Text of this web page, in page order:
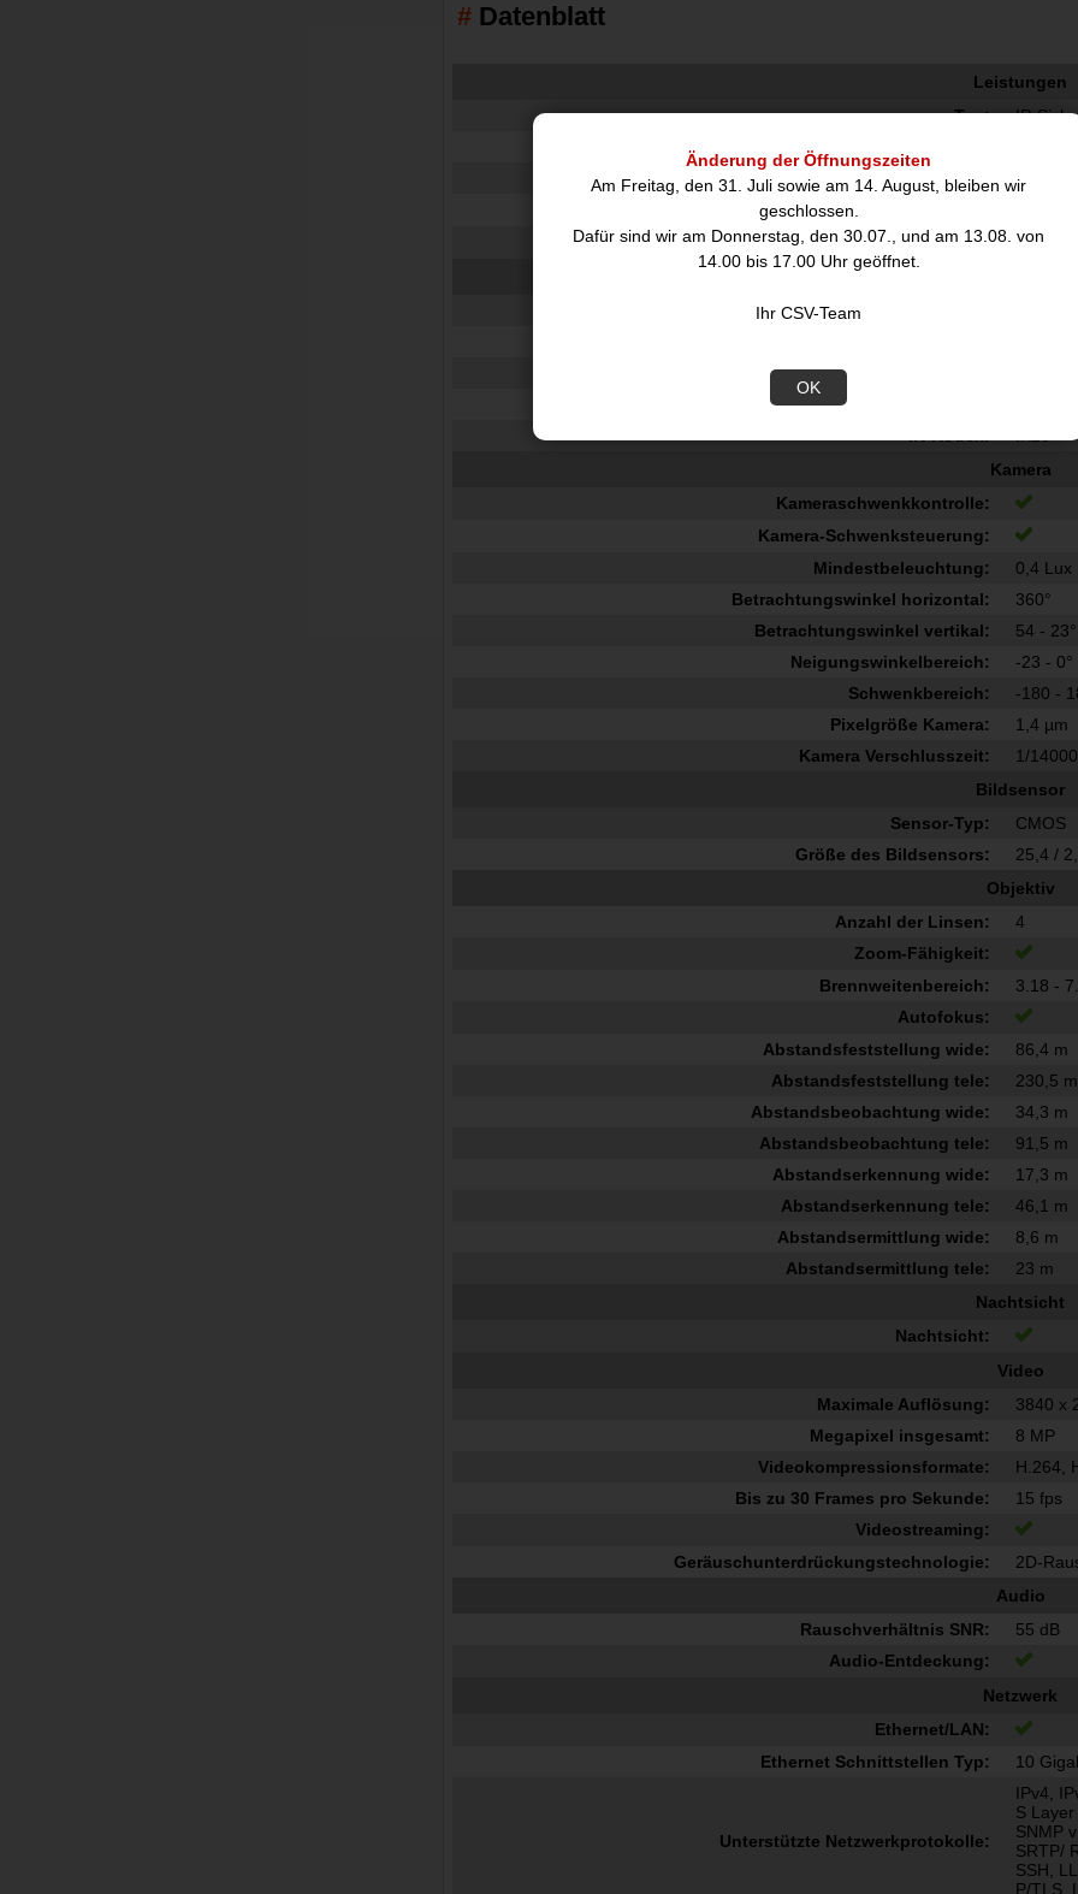
Änderung der Öffnungszeiten
Am Freitag, den 31. Juli sowie am 14. August, bleiben wir
geschlossen.
Dafür sind wir am Donnerstag, den 30.07., und am 13.08. von
14.00 bis 17.00 Uhr geöffnet.
Ihr CSV-Team
OK
Datenblatt
Leistungen
Typ:
IP-
Unterstützte Positionierung:
Übertragungstechnik:
Wide Dynamic Range WDR:
Tag/ Nachtmodus:
Befestigungstyp:
Decke/
Internationale Schutzart IP-Code:
Kamera
Kameraschwenkkontrolle:
Kamera-Schwenksteuerung:
Mindestbeleuchtung:
0,4 Lux
Betrachtungswinkel horizontal:
360°
Betrachtungswinkel vertikal:
54 - 23°
Neigungswinkelbereich:
-23 - 0°
Schwenkbereich:
-180 -
Pixelgröße Kamera:
1,4 µm
Kamera Verschlusszeit:
1/
Bildsensor
Sensor-Typ:
CMOS
Größe des Bildsensors:
25,4 /
Objektiv
Anzahl der Linsen:
4
Zoom-Fähigkeit:
Brennweitenbereich:
3.18 -
Autofokus:
Abstandsfeststellung wide:
86,4 m
Abstandsfeststellung tele:
230,5 m
Abstandsbeobachtung wide:
34,3 m
Abstandsbeobachtung tele:
91,5 m
Abstandserkennung wide:
17,3 m
Abstandserkennung tele:
46,1 m
Abstandsermittlung wide:
8,6 m
Abstandsermittlung tele:
23 m
Nachtsicht
Nachtsicht:
Video
Maximale Auflösung:
3840 x
Megapixel insgesamt:
8 MP
Videokompressionsformate:
H.264,
Bis zu 30 Frames pro Sekunde:
15 fps
Videostreaming:
Geräuschunterdrückungstechnologie:
2D-
Audio
Rauschverhältnis SNR:
55 dB
Audio-Entdeckung:
Netzwerk
Ethernet/LAN:
Ethernet Schnittstellen Typ:
10
Unterstützte Netzwerkprotokolle:
IPv4,
S Layer
SNMP
SRTP/
SSH,
P/TLS,